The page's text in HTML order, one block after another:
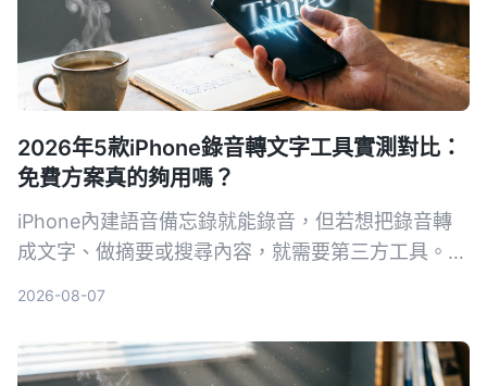
2026年5款iPhone錄音轉文字工具實測對比：
免費方案真的夠用嗎？
iPhone內建語音備忘錄就能錄音，但若想把錄音轉
成文字、做摘要或搜尋內容，就需要第三方工具。本
2026-08-07